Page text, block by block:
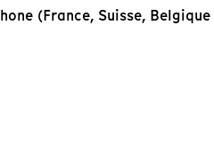
(France, Suisse,